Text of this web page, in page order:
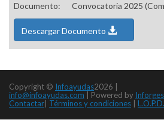
Documento:
Convocatoria 2025
Descargar Documento
Copyright © Infoayudas2026 |
info@infoayudas.com
Powered by Inforges
Contactar Términos y condiciones L.O.P.D.